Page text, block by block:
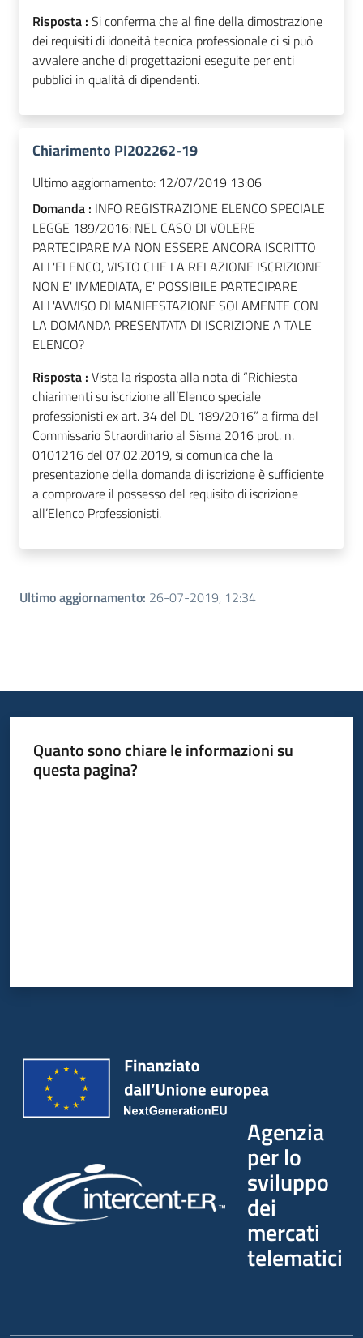
Risposta : Si conferma che al fine della dimostrazione
dei requisiti di idoneità tecnica professionale ci si può
avvalere anche di progettazioni eseguite per enti
pubblici in qualità di dipendenti.
Chiarimento PI202262-19
Ultimo aggiornamento: 12/07/2019 13:06
Domanda : INFO REGISTRAZIONE ELENCO SPECIALE
LEGGE 189/2016: NEL CASO DI VOLERE
PARTECIPARE MA NON ESSERE ANCORA ISCRITTO
ALL'ELENCO, VISTO CHE LA RELAZIONE ISCRIZIONE
NON E' IMMEDIATA, E' POSSIBILE PARTECIPARE
ALL'AVVISO DI MANIFESTAZIONE SOLAMENTE CON
LA DOMANDA PRESENTATA DI ISCRIZIONE A TALE
ELENCO?
Risposta : Vista la risposta alla nota di “Richiesta
chiarimenti su iscrizione all’Elenco speciale
professionisti ex art. 34 del DL 189/2016” a firma del
Commissario Straordinario al Sisma 2016 prot. n.
0101216 del 07.02.2019, si comunica che la
presentazione della domanda di iscrizione è sufficiente
a comprovare il possesso del requisito di iscrizione
all’Elenco Professionisti.
Ultimo aggiornamento: 26-07-2019, 12:34
Quanto sono chiare le informazioni su
questa pagina?
Agenzia
per lo
sviluppo
dei
mercati
telematici